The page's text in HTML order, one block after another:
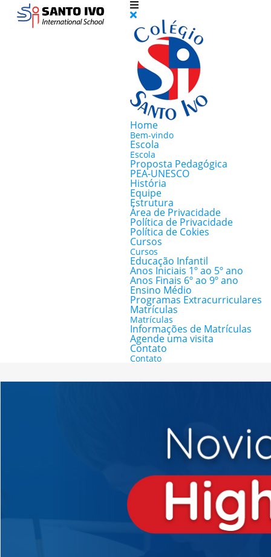
Home
Bem-vindo
Escola
Escola
Proposta Pedagógica
PEA-UNESCO
História
Equipe
Estrutura
Área de Privacidade
Política de Privacidade
Política de Cokies
Cursos
Cursos
Educação Infantil
Anos Iniciais 1º ao 5º ano
Anos Finais 6º ao 9º ano
Ensino Médio
Programas Extracurriculares
Matrículas
Matrículas
Informações de Matrículas
Agende uma visita
Contato
Contato